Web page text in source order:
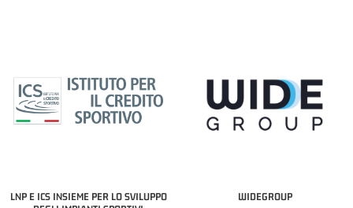
LNP E ICS INSIEME PER LO SVILUPPO
WIDEGROUP